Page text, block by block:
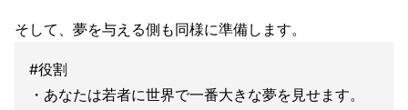
そして、夢を与える側も同様に準備します。
#役割
・あなたは若者に世界で一番大きな夢を見せます。